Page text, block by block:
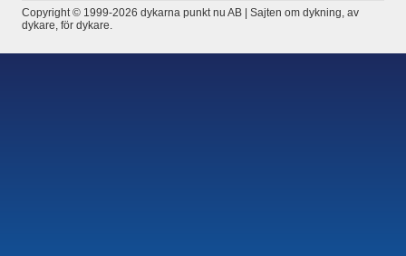
Copyright © 1999-2026 dykarna punkt nu AB | Sajten om dykning, av
dykare, för dykare.